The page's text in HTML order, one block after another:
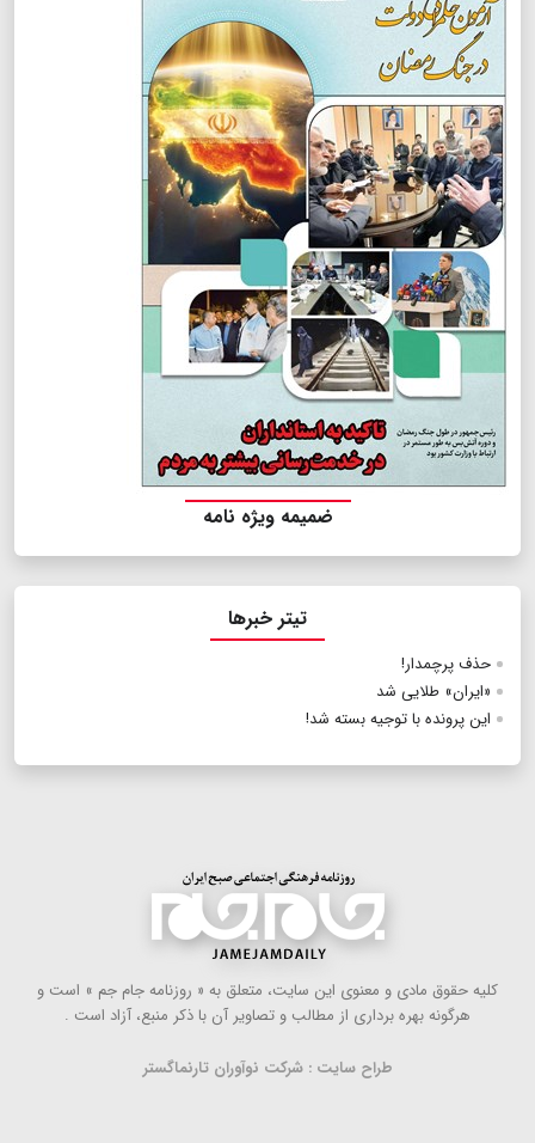
ضمیمه ویژه نامه
تیتر خبرها
حذف پرچمدار!
«ایران» طلایی شد
این پرونده با توجیه بسته شد!
كلیه حقوق مادی و معنوی این سایت، متعلق به « روزنامه جام جم » است و
هرگونه بهره ‌برداری از مطالب و تصاویر آن با ذكر منبع، آزاد است .
طراح سایت : شرکت نوآوران تارنماگستر